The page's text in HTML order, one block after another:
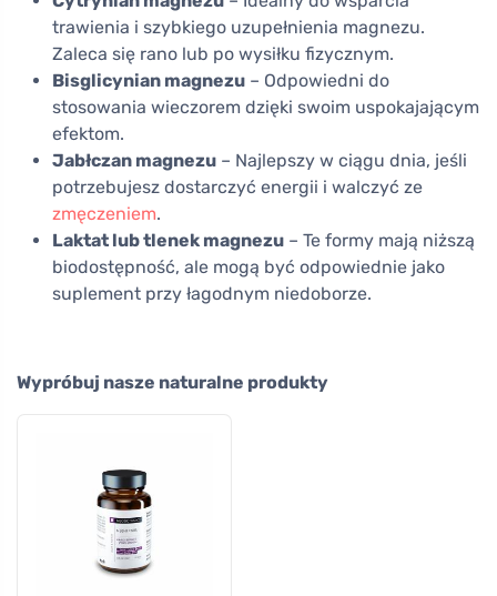
trawienia i szybkiego uzupełnienia magnezu.
Zaleca się rano lub po wysiłku fizycznym.
Bisglicynian magnezu – Odpowiedni do
stosowania wieczorem dzięki swoim uspokajającym
efektom.
Jabłczan magnezu – Najlepszy w ciągu dnia, jeśli
potrzebujesz dostarczyć energii i walczyć ze
zmęczeniem.
Laktat lub tlenek magnezu – Te formy mają niższą
biodostępność, ale mogą być odpowiednie jako
suplement przy łagodnym niedoborze.
Wypróbuj nasze naturalne produkty